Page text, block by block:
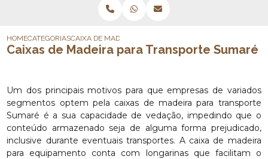
HOMECATEGORIASCAIXA DE MADEIRA_CAIXA DE MADEIRA PARA
Caixas de Madeira para Transporte Sumaré
Um dos principais motivos para que empresas de variados
segmentos optem pela caixas de madeira para transporte
Sumaré é a sua capacidade de vedação, impedindo que o
conteúdo armazenado seja de alguma forma prejudicado,
inclusive durante eventuais transportes. A caixa de madeira
para equipamento conta com longarinas que facilitam o